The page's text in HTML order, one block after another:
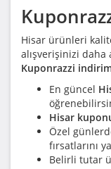
Hisar ürünleri
alışverişinizi daha
Kuponrazzi
En güncel
Hisar
Özel
fırsatlarını
Belirli tutar